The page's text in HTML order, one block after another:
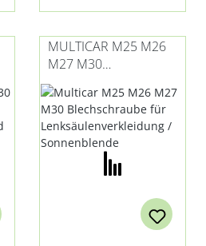
MULTICAR M25 M26
M27 M30
BLECHSCHRAUBE
FÜR
LENKSÄULENVERKLEI
DUNG /
SONNENBLENDE